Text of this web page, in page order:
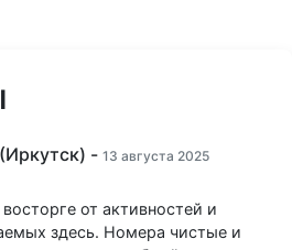
- 13 августа 2025
от активностей и
здесь. Номера чистые и